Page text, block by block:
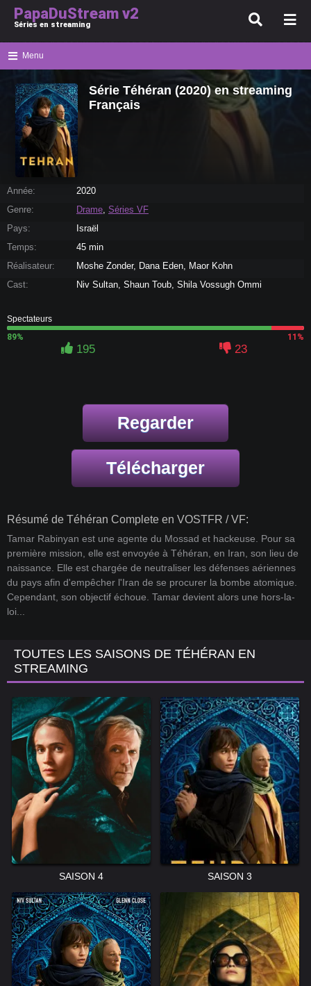
PapaDuStream v2
Séries en streaming
Menu
Série Téhéran (2020) en streaming
Français
Année:
2020
Genre:
Drame, Séries VF
Pays:
Israël
Temps:
45 min
Réalisateur:
Moshe Zonder, Dana Eden, Maor Kohn
Cast:
Niv Sultan, Shaun Toub, Shila Vossugh Ommi
Spectateurs
89%
11%
195 23
Regarder
Télécharger
Résumé de Téhéran Complete en VOSTFR / VF:
Tamar Rabinyan est une agente du Mossad et hackeuse. Pour sa
première mission, elle est envoyée à Téhéran, en Iran, son lieu de
naissance. Elle est chargée de neutraliser les défenses aériennes
du pays afin d'empêcher l'Iran de se procurer la bombe atomique.
Cependant, son objectif échoue. Tamar devient alors une hors-la-
loi...
TOUTES LES SAISONS DE TÉHÉRAN EN
STREAMING
SAISON 4 SAISON 3